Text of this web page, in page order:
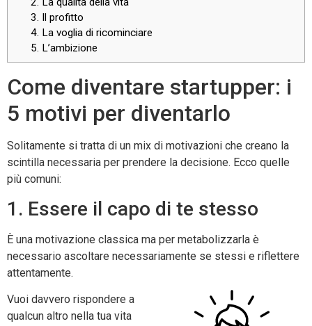
3. Il profitto
4. La voglia di ricominciare
5. L’ambizione
Come diventare startupper: i
5 motivi per diventarlo
Solitamente si tratta di un mix di motivazioni che creano la
scintilla necessaria per prendere la decisione. Ecco quelle
più comuni:
1. Essere il capo di te stesso
È una motivazione classica ma per metabolizzarla è
necessario ascoltare necessariamente se stessi e riflettere
attentamente.
Vuoi davvero rispondere a
qualcun altro nella tua vita